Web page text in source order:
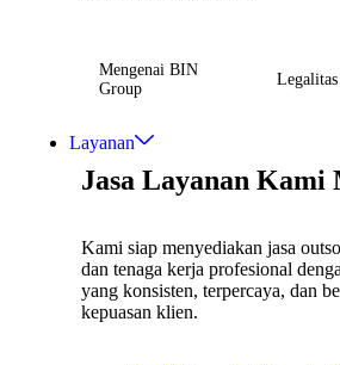
Mengenai BIN
Group
Legalitas
Layanan
Jasa Layanan Kami
Kami siap menyediakan jasa
dan tenaga kerja profesional
yang konsisten, terpercaya, dan
kepuasan klien.